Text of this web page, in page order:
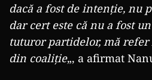
dacă a fost de intenție, nu
dar cert este că nu a fost
tuturor partidelor, mă
din coaliție„, a afirmat